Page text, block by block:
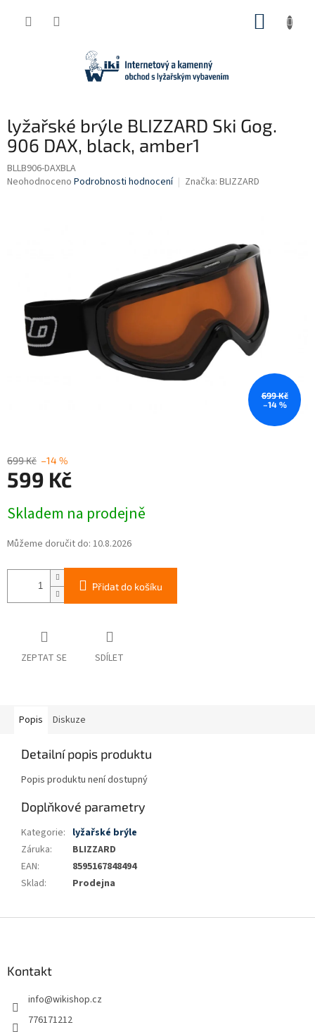
lyžařské brýle BLIZZARD Ski Gog.
906 DAX, black, amber1
BLLB906-DAXBLA
Průměrné
Neohodnoceno Podrobnosti hodnocení Značka: BLIZZARD
699 Kč
–14 %
699 Kč –14 %
599 Kč
cena:
Skladem na prodejně
Můžeme doručit do: 10.8.2026
Přidat do košíku
ZEPTAT SE SDÍLET
Popis Diskuze
Detailní popis produktu
Popis produktu není dostupný
Doplňkové parametry
Kategorie: lyžařské brýle
Záruka:
BLIZZARD
EAN:
8595167848494
Sklad: Prodejna
Kontakt
info@wikishop.cz
776171212